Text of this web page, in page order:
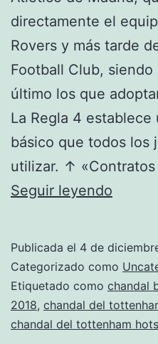
directamente el
Rovers y más tarde
Football Club,
último los que
La Regla 4
básico que todos los
utilizar. ↑
Seguir leyendo
en
la
gran
Publicada el 4 de
Categorizado como
Etiquetado como chandal
2018, chandal del
chandal del tottenham